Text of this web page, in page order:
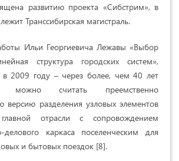
развитию проекта «Сибстрим», в
Транссибирская магистраль.
Ильи Георгиевича Лежавы «Выбор
структура городских систем»,
в 2009 году – через более, чем 40 лет
считать преемственно
версию разделения узловых элементов
отрасли с сопровождением
делового каркаса поселенческим для
и бытовых поездок [8].